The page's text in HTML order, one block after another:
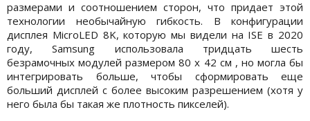
размерами и соотношением сторон, что придает этой
технологии необычайную гибкость. В конфигурации
дисплея MicroLED 8K, которую мы видели на ISE в 2020
году, Samsung использовала тридцать шесть
безрамочных модулей размером 80 x 42 см , но могла бы
интегрировать больше, чтобы сформировать еще
больший дисплей с более высоким разрешением (хотя у
него была бы такая же плотность пикселей).